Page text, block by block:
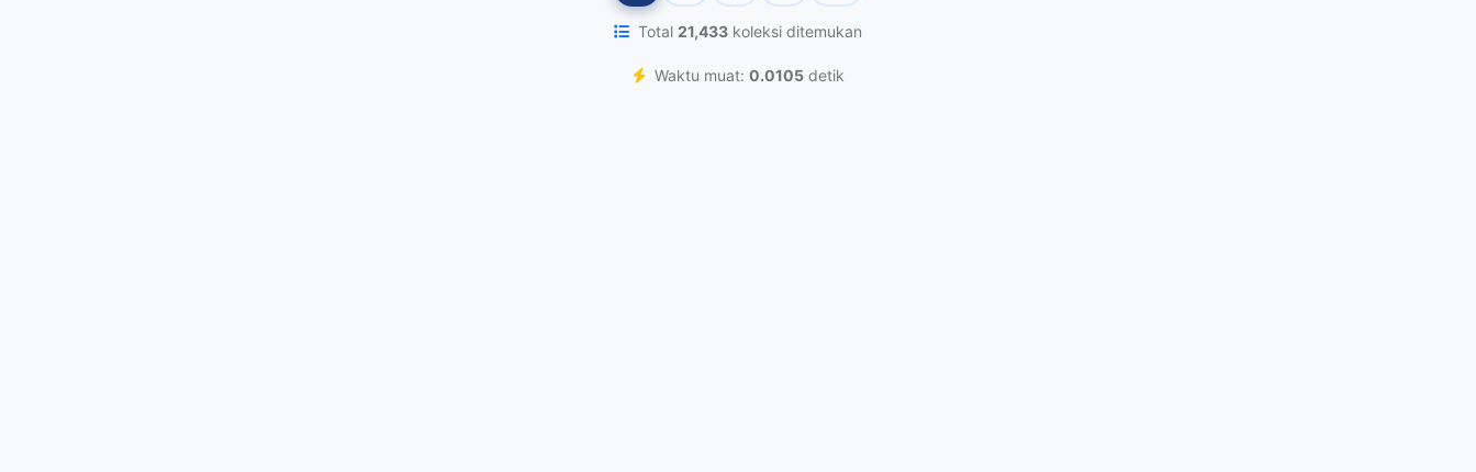
Total 21,433 koleksi ditemukan
Waktu muat: 0.0105detik